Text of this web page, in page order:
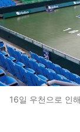
16일 우천으로 인